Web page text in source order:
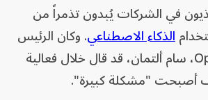
في الشركات يُبدون تذمراً من
الذكاء الاصطناعي. وكان الرئيس
التنفيذي لـOpenAI، سام ألتمان، قد قال خلال فعالية
أصبحت "مشكلة كبيرة".